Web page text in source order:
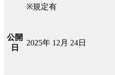
※規定有
公開
日
2025年 12月 24日